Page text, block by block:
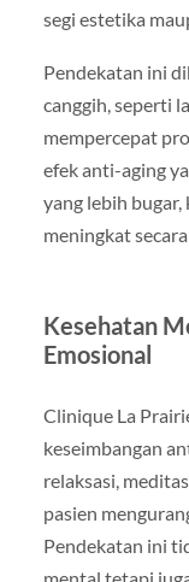
segi estetika
Pendekatan ini
canggih, seperti
mempercepat
efek anti-aging
yang lebih
meningkat
Kesehatan
Emosional
Clinique La
keseimbangan
relaksasi,
pasien
Pendekatan ini
mental tetapi